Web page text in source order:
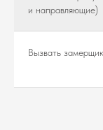
и направляющие)
Вызвать